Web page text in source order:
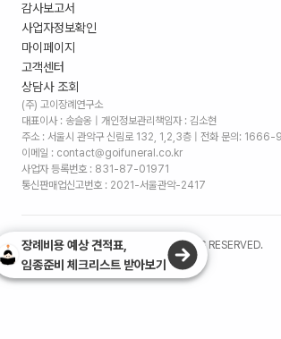
감사보고서
사업자정보확인
마이페이지
고객센터
상담사 조회
(주) 고이장례연구소
대표이사 : 송슬옹 | 개인정보관리책임자 : 김소현
주소 : 서울시 관악구 신림로 132, 1,2,3층 | 전화 문의:
이메일 : contact@goifuneral.co.kr
사업자 등록번호 : 831-87-01971
통신판매업신고번호 : 2021-서울관악-2417
©2026. (주)고이장례연구소 ALL RIGHTS RESERVED.
장례비용 예상 견적표,
임종준비 체크리스트 받아보기